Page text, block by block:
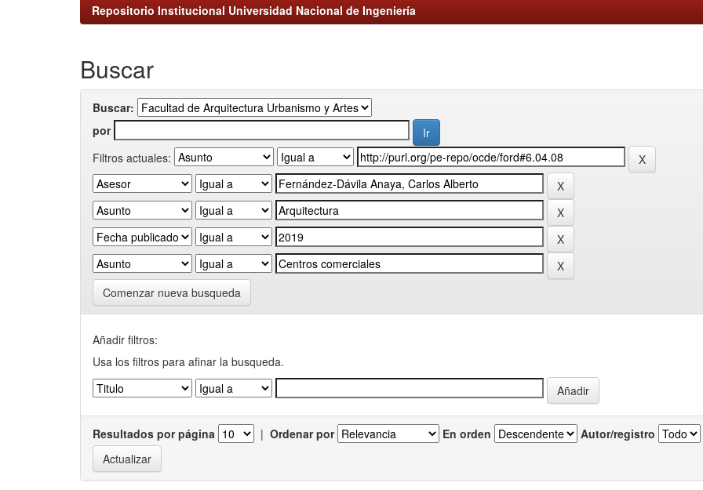
Repositorio Institucional Universidad Nacional de Ingeniería
Buscar
Buscar:
por
Filtros actuales:
Comenzar nueva busqueda
Añadir filtros:
Usa los filtros para afinar la busqueda.
Resultados por página | Ordenar por En orden Autor/registro